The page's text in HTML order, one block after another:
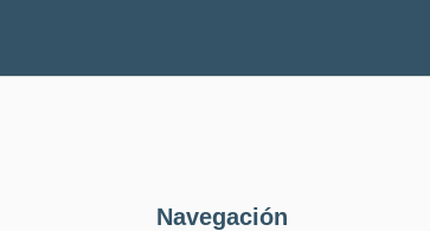
Navegación